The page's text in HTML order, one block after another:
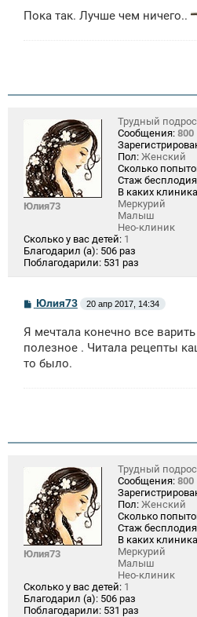
Пока так. Лучше чем ничего..
Юлия73
Трудный
Сообщения: 800
Пол: Женский
Сколько
Стаж
В каких
Меркурий
Малыш
Нео-клиник
Сколько у вас детей: 1
Благодарил (а): 506 раз
Поблагодарили: 531 раз
С
б
щ
н
Юлия73 20 апр 2017, 14:34
Я мечтала конечно все
полезное . Читала рецепты
то было.
Юлия73
Трудный
Сообщения: 800
Пол: Женский
Сколько
Стаж
В каких
Меркурий
Малыш
Нео-клиник
Сколько у вас детей: 1
Благодарил (а): 506 раз
Поблагодарили: 531 раз